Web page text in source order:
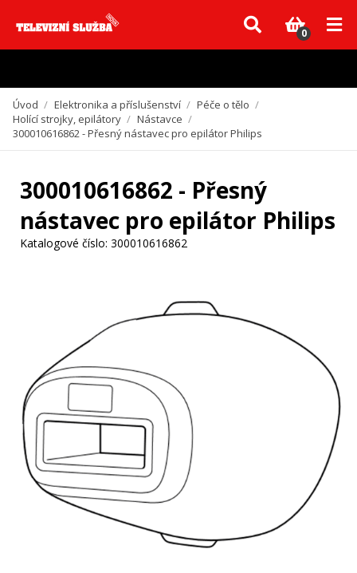
Vzhledem k aktuální situaci se může dodání dílů, které nejsou skladem,
zpozdit. Děkujeme za pochopení.
0
Úvod / Elektronika a příslušenství / Péče o tělo /
Holící strojky, epilátory / Nástavce /
300010616862 - Přesný nástavec pro epilátor Philips
300010616862 - Přesný
nástavec pro epilátor Philips
Katalogové číslo: 300010616862